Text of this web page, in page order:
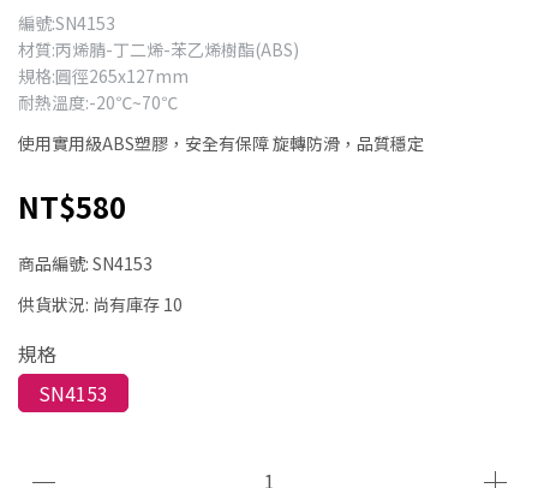
編號:SN4153
材質:丙烯腈-丁二烯-苯乙烯樹酯(ABS)
規格:圓徑265x127mm
耐熱溫度:-20℃~70℃
使用實用級ABS塑膠，安全有保障 旋轉防滑，品質穩定
NT$580
商品編號: SN4153
供貨狀況: 尚有庫存 10
規格
SN4153